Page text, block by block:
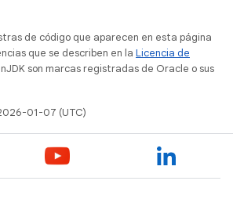
de código que aparecen en esta página
que se describen en la Licencia de
son marcas registradas de Oracle o sus
01-07 (UTC)